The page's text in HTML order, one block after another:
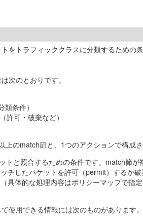
をトラフィッククラスに分類するため
次のとおりです。
類条件）
許可・破棄など）
上のmatch節と、1つのアクションで構成
トと照合するための条件です。match節
チしたパケットを許可（permit）するか
具体的な処理内容はポリシーマップで指
使用できる情報には次のものがあります。